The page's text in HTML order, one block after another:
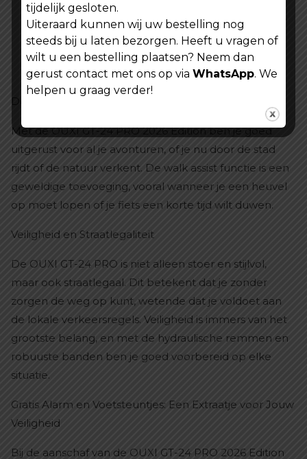
Onderhoud: Hoewel ze wat duurder kunnen zijn,
zijn hydraulische remmen over het algemeen
minder onderhoudsgevoelig dan traditionele
remsystemen.
Met de OUXI GT-24 PRO 2026 Edition ben je goed
uitgerust voor al je avonturen, of je nu door de stad
rijdt of de natuur verkent. De walk assist functie is een
geweldige toevoeging, vooral wanneer je een heuvel
op moet lopen of je fiets een korte tijd wilt duwen.
Veiligheid en Straatlegaliteit
De OUXI GT-24 PRO is niet alleen stoer en stijlvol,
maar ook straatlegaal. Dit betekent dat je zonder
zorgen de weg op kunt, wetende dat je voldoet aan
de lokale verkeersregels. Veiligheid is immers van het
grootste belang, en met de hydraulische remmen en
robuuste banden ben je goed voorbereid op elke
situatie.
Gratis Alarm en Voetsteuntjes: Een Extraatje voor Jouw
Veiligheid
Bij de aanschaf van de OUXI GT-24 PRO 2026 Edition
tijdelijk gesloten.
Uiteraard kunnen wij uw bestelling nog
steeds bij u laten bezorgen. Heeft u vragen of
wilt u een bestelling plaatsen? Neem dan
gerust contact met ons op via WhatsApp. We
helpen u graag verder!